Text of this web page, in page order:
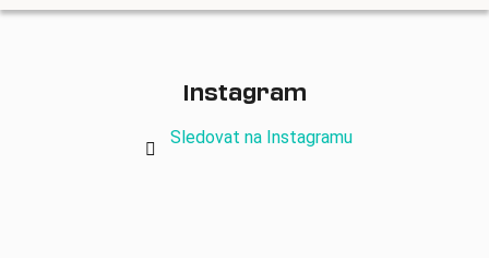
Instagram
Sledovat na Instagramu